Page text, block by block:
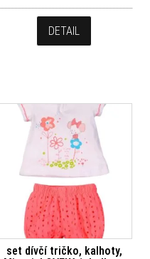
DETAIL
set dívčí tričko, kalhoty,